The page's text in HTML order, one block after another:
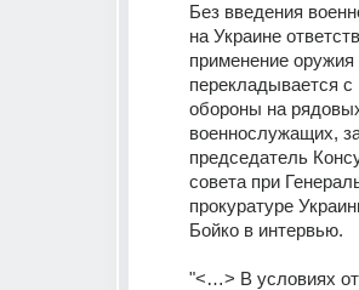
Без введения
на Украине
применение оружия
перекладывается с
обороны на
военнослужащих,
председатель
совета при
прокуратуре
Бойко в интервью.
"<…> В условиях